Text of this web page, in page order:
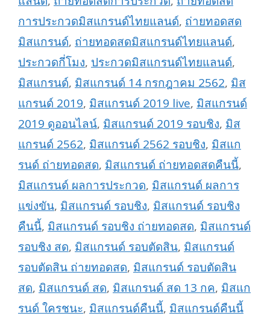
การประกวดมิสแกรนด์ไทยแลนด์, ถ่ายทอดสด
มิสแกรนด์, ถ่ายทอดสดมิสแกรนด์ไทยแลนด์,
ประกวดกี่โมง, ประกวดมิสแกรนด์ไทยแลนด์,
มิสแกรนด์, มิสแกรนด์ 14 กรกฎาคม 2562, มิส
แกรนด์ 2019, มิสแกรนด์ 2019 live, มิสแกรนด์
2019 ดูออนไลน์, มิสแกรนด์ 2019 รอบชิง, มิส
แกรนด์ 2562, มิสแกรนด์ 2562 รอบชิง, มิสแก
รนด์ ถ่ายทอดสด, มิสแกรนด์ ถ่ายทอดสดคืนนี้,
มิสแกรนด์ ผลการประกวด, มิสแกรนด์ ผลการ
แข่งขัน, มิสแกรนด์ รอบชิง, มิสแกรนด์ รอบชิง
คืนนี้, มิสแกรนด์ รอบชิง ถ่ายทอดสด, มิสแกรนด์
รอบชิง สด, มิสแกรนด์ รอบตัดสิน, มิสแกรนด์
รอบตัดสิน ถ่ายทอดสด, มิสแกรนด์ รอบตัดสิน
สด, มิสแกรนด์ สด, มิสแกรนด์ สด 13 กค, มิสแก
รนด์ ใครชนะ, มิสแกรนด์คืนนี้, มิสแกรนด์คืนนี้